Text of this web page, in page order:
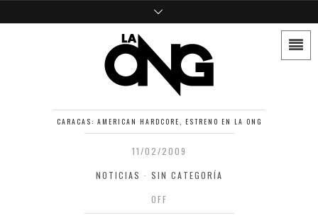
CARACAS: AMERICAN HARDCORE, ESTRENO EN LA ONG
11/02/2009
NOTICIAS · SIN CATEGORÍA
OFF